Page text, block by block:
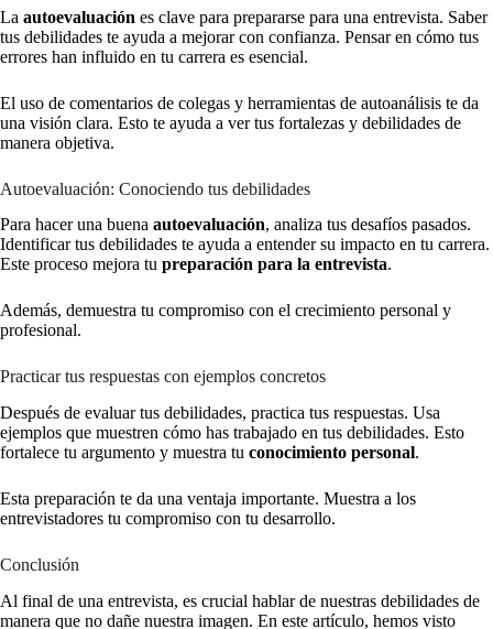
La autoevaluación es clave para prepararse para una entrevista. Saber
tus debilidades te ayuda a mejorar con confianza. Pensar en cómo tus
errores han influido en tu carrera es esencial.
El uso de comentarios de colegas y herramientas de autoanálisis te da
una visión clara. Esto te ayuda a ver tus fortalezas y debilidades de
manera objetiva.
Autoevaluación: Conociendo tus debilidades
Para hacer una buena autoevaluación, analiza tus desafíos pasados.
Identificar tus debilidades te ayuda a entender su impacto en tu carrera.
Este proceso mejora tu preparación para la entrevista.
Además, demuestra tu compromiso con el crecimiento personal y
profesional.
Practicar tus respuestas con ejemplos concretos
Después de evaluar tus debilidades, practica tus respuestas. Usa
ejemplos que muestren cómo has trabajado en tus debilidades. Esto
fortalece tu argumento y muestra tu conocimiento personal.
Esta preparación te da una ventaja importante. Muestra a los
entrevistadores tu compromiso con tu desarrollo.
Conclusión
Al final de una entrevista, es crucial hablar de nuestras debilidades de
manera que no dañe nuestra imagen. En este artículo, hemos visto